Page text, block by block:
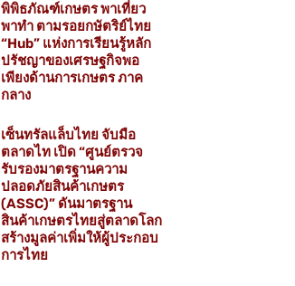
พิพิธภัณฑ์เกษตร พาเที่ยว
พาทำ ตามรอยกษัตริย์ไทย
“Hub” แห่งการเรียนรู้หลัก
ปรัชญาของเศรษฐกิจพอ
เพียงด้านการเกษตร ภาค
กลาง
เซ็นทรัลแล็บไทย จับมือ
ตลาดไท เปิด “ศูนย์ตรวจ
รับรองมาตรฐานความ
ปลอดภัยสินค้าเกษตร
(ASSC)” ดันมาตรฐาน
สินค้าเกษตรไทยสู่ตลาดโลก
สร้างมูลค่าเพิ่มให้ผู้ประกอบ
การไทย